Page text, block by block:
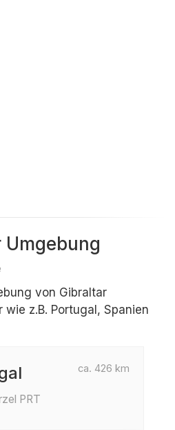
Umgebung
von Gibraltar
wie z.B. Portugal, Spanien
ca. 426 km
PRT